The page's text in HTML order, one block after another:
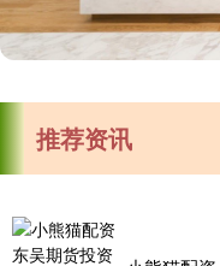
推荐资讯